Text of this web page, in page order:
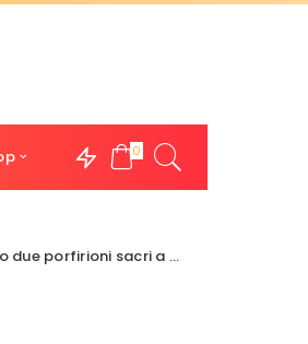
0
sacri a Venere.